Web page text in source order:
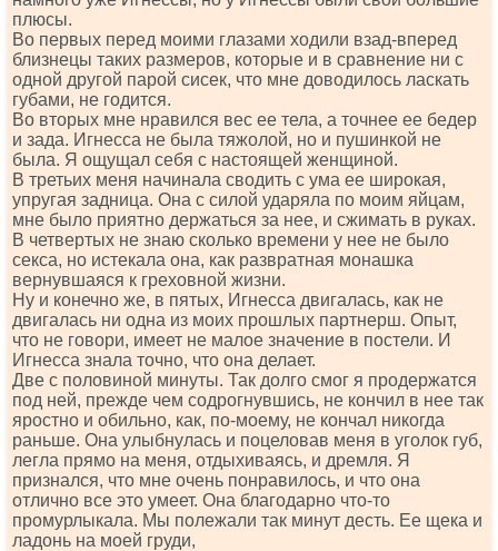
плюсы.
Во первых перед моими глазами ходили взад-вперед
близнецы таких размеров, которые и в сравнение ни с
одной другой парой сисек, что мне доводилось ласкать
губами, не годится.
Во вторых мне нравился вес ее тела, а точнее ее бедер
и зада. Игнесса не была тяжолой, но и пушинкой не
была. Я ощущал себя с настоящей женщиной.
В третьих меня начинала сводить с ума ее широкая,
упругая задница. Она с силой ударяла по моим яйцам,
мне было приятно держаться за нее, и сжимать в руках.
В четвертых не знаю сколько времени у нее не было
секса, но истекала она, как развратная монашка
вернувшаяся к греховной жизни.
Ну и конечно же, в пятых, Игнесса двигалась, как не
двигалась ни одна из моих прошлых партнерш. Опыт,
что не говори, имеет не малое значение в постели. И
Игнесса знала точно, что она делает.
Две с половиной минуты. Так долго смог я продержатся
под ней, прежде чем содрогнувшись, не кончил в нее так
яростно и обильно, как, по-моему, не кончал никогда
раньше. Она улыбнулась и поцеловав меня в уголок губ,
легла прямо на меня, отдыхиваясь, и дремля. Я
признался, что мне очень понравилось, и что она
отлично все это умеет. Она благодарно что-то
промурлыкала. Мы полежали так минут десть. Ее щека и
ладонь на моей груди,